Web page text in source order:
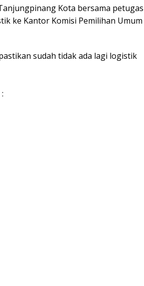
Kota bersama petugas
ke Kantor Komisi Pemilihan Umum
sudah tidak ada lagi logistik